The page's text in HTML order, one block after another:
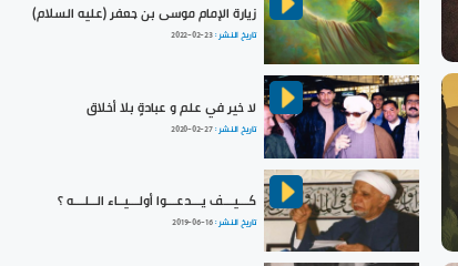
زيارة الإمام موسى بن جعفر (عليه السلام)
تاريخ النشر :2022-02-23
لا خير في علم و عبادةٍ بلا أخلاق
تاريخ النشر :2020-02-27
كـــيـــف يـــدعـــوا أولـــيــاء الــلـــه ؟
تاريخ النشر :2019-06-16